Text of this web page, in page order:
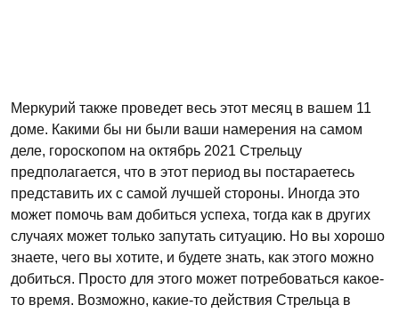
Меркурий также проведет весь этот месяц в вашем 11
доме. Какими бы ни были ваши намерения на самом
деле, гороскопом на октябрь 2021 Стрельцу
предполагается, что в этот период вы постараетесь
представить их с самой лучшей стороны. Иногда это
может помочь вам добиться успеха, тогда как в других
случаях может только запутать ситуацию. Но вы хорошо
знаете, чего вы хотите, и будете знать, как этого можно
добиться. Просто для этого может потребоваться какое-
то время. Возможно, какие-то действия Стрельца в